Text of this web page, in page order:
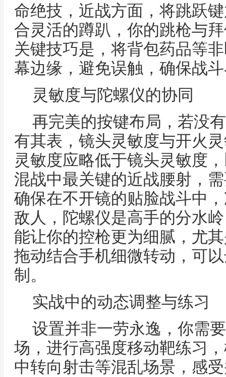
命绝技，近战方面，将跳跃
合灵活的蹲趴，你的跳枪与
关键技巧是，将背包药品等
幕边缘，避免误触，确保战
灵敏度与陀螺仪的协同
再完美的按键布局，若没
有其表，镜头灵敏度与开火
灵敏度应略低于镜头灵敏度
混战中最关键的近战腰射，
确保在不开镜的贴脸战斗中
敌人，陀螺仪是高手的分水
能让你的控枪更为细腻，尤
拖动结合手机细微转动，可
制。
实战中的动态调整与练习
设置并非一劳永逸，你需
场，进行高强度移动靶练习
中转向射击等混乱场景，感